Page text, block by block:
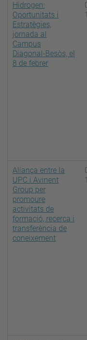
Hidrogen:
Oportunitats i
Estratègies,
jornada al
Campus
Diagonal-Besòs, el
8 de febrer
Aliança entre la
UPC i Avinent
Group per
promoure
activitats de
formació, recerca i
transferència de
coneixement